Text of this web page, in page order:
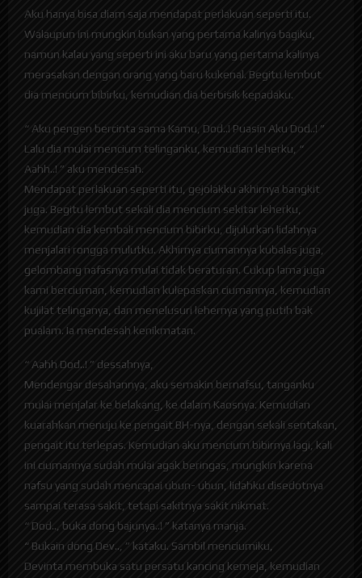
Aku hanya bisa diam saja mendapat perlakuan seperti itu.
Walaupun ini mungkin bukan yang pertama kalinya bagiku,
namun kalau yang seperti ini aku baru yang pertama kalinya
merasakan dengan orang yang baru kukenal. Begitu lembut
dia mencium bibirku, kemudian dia berbisik kepadaku.
“ Aku pengen bercinta sama Kamu, Dod..! Puasin Aku Dod..! ”
Lalu dia mulai mencium telinganku, kemudian leherku, “
Aahh..! ” aku mendesah.
Mendapat perlakuan seperti itu, gejolakku akhirnya bangkit
juga. Begitu lembut sekali dia mencium sekitar leherku,
kemudian dia kembali mencium bibirku, dijulurkan lidahnya
menjalari rongga mulutku. Akhirnya ciumannya kubalas juga,
gelombang nafasnya mulai tidak beraturan. Cukup lama juga
kami berciuman, kemudian kulepaskan ciumannya, kemudian
kujilat telinganya, dan menelusuri lehernya yang putih bak
pualam. Ia mendesah kenikmatan.
“ Aahh Dod..! ” dessahnya,
Mendengar desahannya, aku semakin bernafsu, tanganku
mulai menjalar ke belakang, ke dalam Kaosnya. Kemudian
kuarahkan menuju ke pengait BH-nya, dengan sekali sentakan,
pengait itu terlepas. Kemudian aku mencium bibirnya lagi, kali
ini ciumannya sudah mulai agak beringas, mungkin karena
nafsu yang sudah mencapai ubun- ubun, lidahku disedotnya
sampai terasa sakit, tetapi sakitnya sakit nikmat.
“ Dod.., buka dong bajunya..! ” katanya manja.
“ Bukain dong Dev.., ” kataku. Sambil menciumiku,
Devinta membuka satu persatu kancing kemeja, kemudian